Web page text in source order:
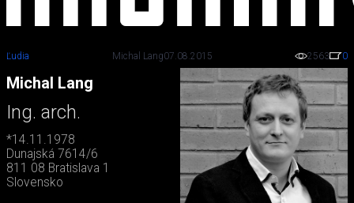
Ľudia Michal Lang07.08.2015 2563 0
Michal Lang
Ing. arch.
*14.11.1978
Dunajská 7614/6
811 08 Bratislava 1
Slovensko